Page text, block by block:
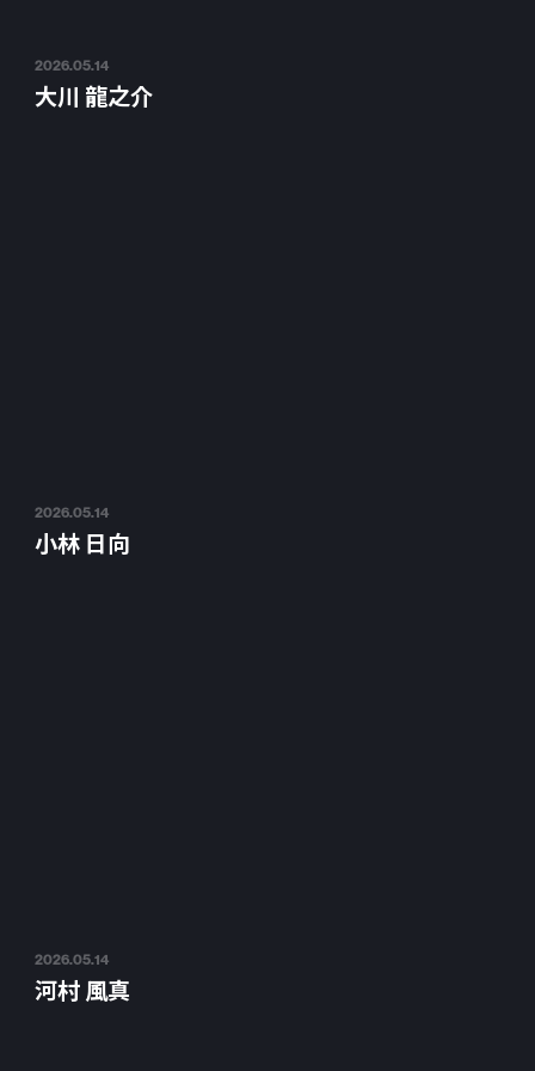
2026.05.14
大川 龍之介
2026.05.14
小林 日向
2026.05.14
河村 風真